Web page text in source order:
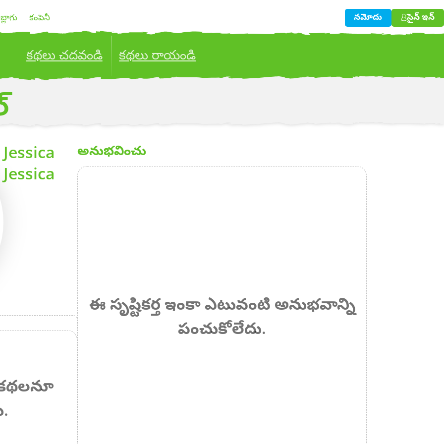
బ్లాగు కంపెనీ నమోదు సైన్ ఇన్
కథలు చదవండి కథలు రాయండి
your stories to a global audience.
Jessica
Jessica
అనుభవించు
ఈ సృష్టికర్త ఇంకా ఎటువంటి అనుభవాన్ని
పంచుకోలేదు.